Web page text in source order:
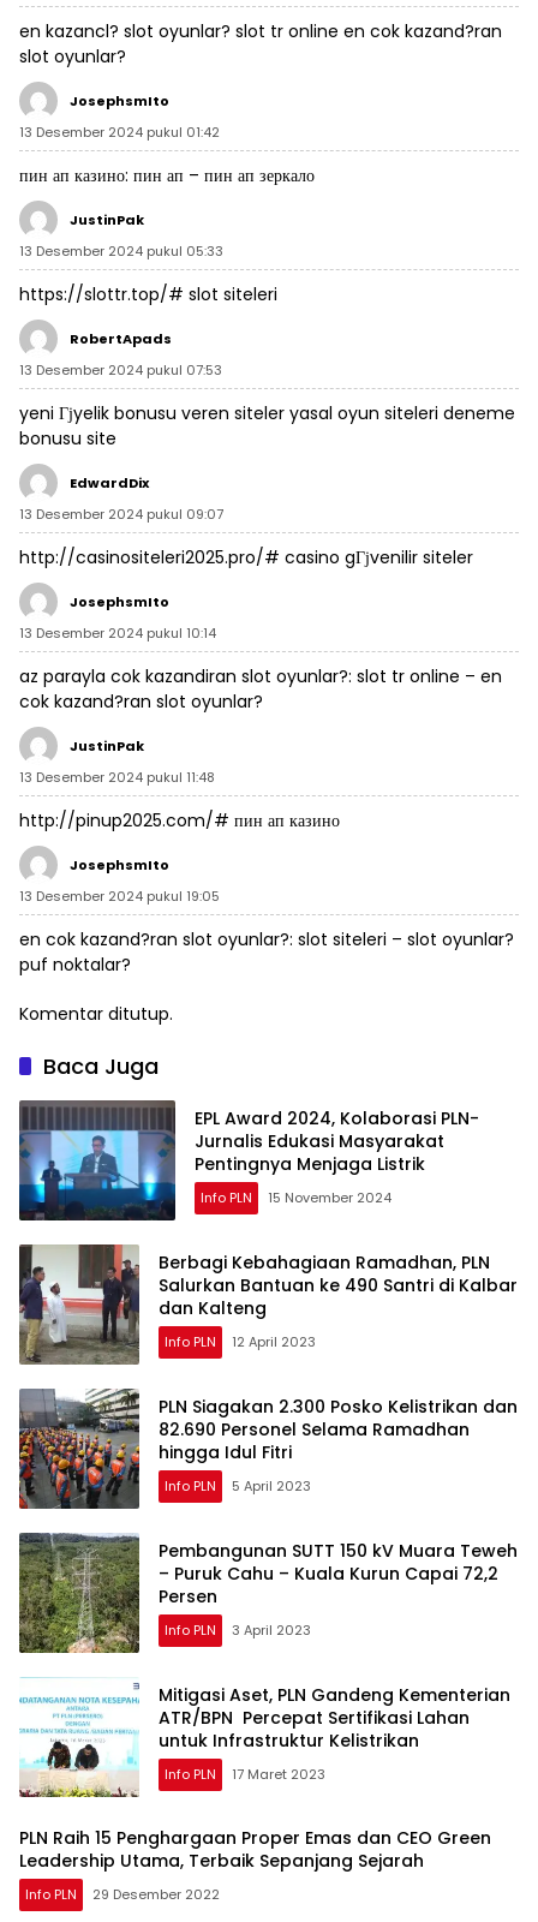
en kazancl? slot oyunlar? slot tr online en cok kazand?ran
slot oyunlar?
JosephsmIto
13 Desember 2024 pukul 01:42
пин ап казино: пин ап – пин ап зеркало
JustinPak
13 Desember 2024 pukul 05:33
https://slottr.top/# slot siteleri
RobertApads
13 Desember 2024 pukul 07:53
yeni Гјyelik bonusu veren siteler yasal oyun siteleri deneme
bonusu site
EdwardDix
13 Desember 2024 pukul 09:07
http://casinositeleri2025.pro/# casino gГјvenilir siteler
JosephsmIto
13 Desember 2024 pukul 10:14
az parayla cok kazandiran slot oyunlar?: slot tr online – en
cok kazand?ran slot oyunlar?
JustinPak
13 Desember 2024 pukul 11:48
http://pinup2025.com/# пин ап казино
JosephsmIto
13 Desember 2024 pukul 19:05
en cok kazand?ran slot oyunlar?: slot siteleri – slot oyunlar?
puf noktalar?
Komentar ditutup.
Baca Juga
EPL Award 2024, Kolaborasi PLN-
Jurnalis Edukasi Masyarakat
Pentingnya Menjaga Listrik
Info PLN 15 November 2024
Berbagi Kebahagiaan Ramadhan, PLN
Salurkan Bantuan ke 490 Santri di Kalbar
dan Kalteng
Info PLN 12 April 2023
PLN Siagakan 2.300 Posko Kelistrikan dan
82.690 Personel Selama Ramadhan
hingga Idul Fitri
Info PLN 5 April 2023
Pembangunan SUTT 150 kV Muara Teweh
– Puruk Cahu – Kuala Kurun Capai 72,2
Persen
Info PLN 3 April 2023
Mitigasi Aset, PLN Gandeng Kementerian
ATR/BPN Percepat Sertifikasi Lahan
untuk Infrastruktur Kelistrikan
Info PLN 17 Maret 2023
PLN Raih 15 Penghargaan Proper Emas dan CEO Green
Leadership Utama, Terbaik Sepanjang Sejarah
Info PLN 29 Desember 2022